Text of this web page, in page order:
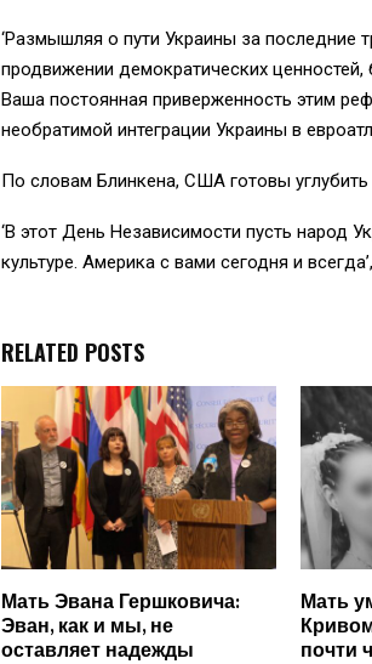
‘Размышляя о пути Украины за последние
продвижении демократических
Ваша постоянная приверженность этим
необратимой интеграции Украины в
По словам Блинкена, США готовы углубить
‘В этот День Независимости пусть народ
культуре. Америка с вами сегодня и
RELATED POSTS
Мать Эвана Гершковича:
Эван, как и мы, не
оставляет надежды
Мать
почти